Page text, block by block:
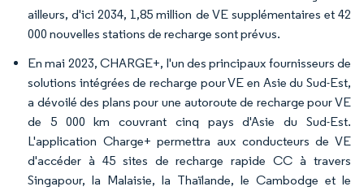
ailleurs, d'ici 2034, 1,85 million de VE supplémentaires et 42
000 nouvelles stations de recharge sont prévus.
En mai 2023, CHARGE+, l'un des principaux fournisseurs de
solutions intégrées de recharge pour VE en Asie du Sud-Est,
a dévoilé des plans pour une autoroute de recharge pour VE
de 5 000 km couvrant cinq pays d'Asie du Sud-Est.
L'application Charge+ permettra aux conducteurs de VE
d'accéder à 45 sites de recharge rapide CC à travers
Singapour, la Malaisie, la Thaïlande, le Cambodge et le